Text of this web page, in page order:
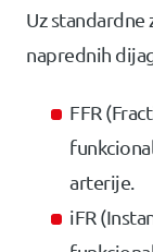
Uz standardne
naprednih
FFR
arterije.
iFR